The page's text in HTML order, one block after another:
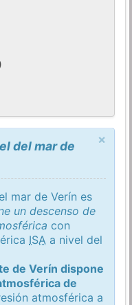
×
del mar de
mar de Verín es
un descenso de
con
ISA a nivel del
de Verín dispone
de
atmosférica a